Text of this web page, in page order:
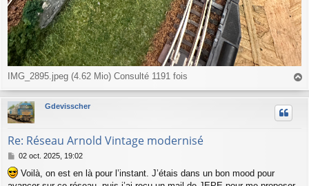
IMG_2895.jpeg (4.62 Mio) Consulté 1191 fois
a
u
Gdevisscher
Re: Réseau Arnold Vintage modernisé
M
s
02 oct. 2025, 19:02
Voilà, on est en là pour l’instant. J’étais dans un bon mood pour